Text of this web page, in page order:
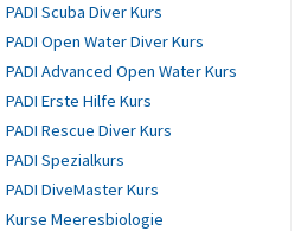
PADI Scuba Diver Kurs
PADI Open Water Diver Kurs
PADI Advanced Open Water Kurs
PADI Erste Hilfe Kurs
PADI Rescue Diver Kurs
PADI Spezialkurs
PADI DiveMaster Kurs
Kurse Meeresbiologie